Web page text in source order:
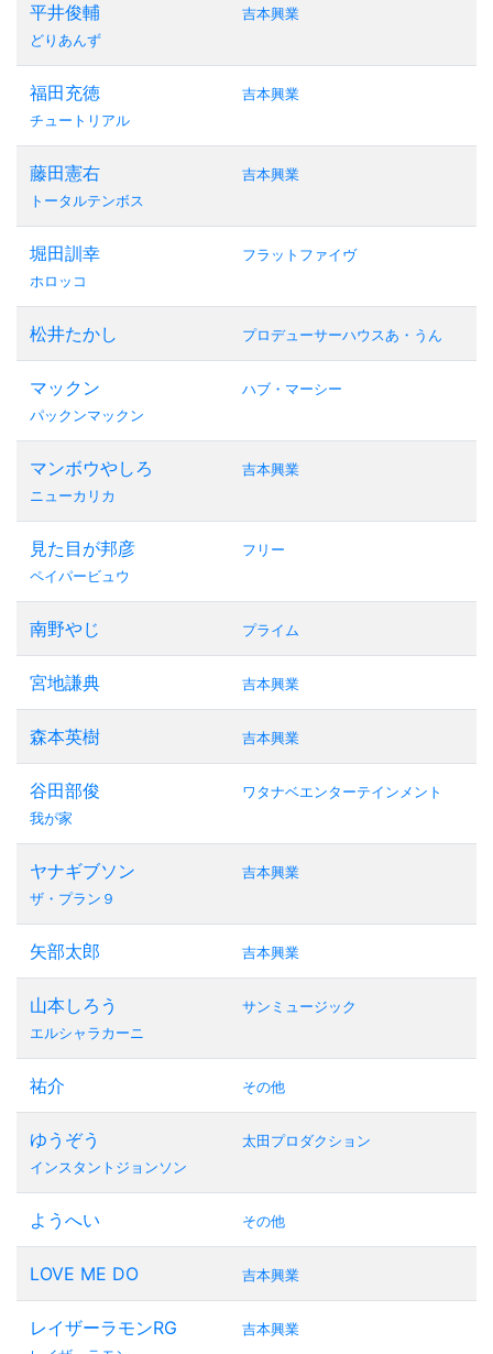
平井俊輔
どりあんず
吉本興業
福田充徳
チュートリアル
吉本興業
藤田憲右
トータルテンボス
吉本興業
堀田訓幸
ホロッコ
フラットファイヴ
松井たかし プロデューサーハウスあ・うん
マックン
パックンマックン
ハブ・マーシー
マンボウやしろ
ニューカリカ
吉本興業
見た目が邦彦
ペイパービュウ
フリー
南野やじ プライム
宮地謙典 吉本興業
森本英樹 吉本興業
谷田部俊
我が家
ワタナベエンターテインメント
ヤナギブソン
ザ・プラン９
吉本興業
矢部太郎 吉本興業
山本しろう
エルシャラカーニ
サンミュージック
祐介 その他
ゆうぞう
インスタントジョンソン
太田プロダクション
ようへい その他
LOVE ME DO 吉本興業
レイザーラモンRG 吉本興業